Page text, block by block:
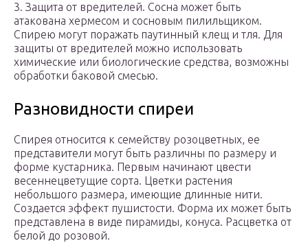
3. Защита от вредителей. Сосна может быть
атакована хермесом и сосновым пилильщиком.
Спирею могут поражать паутинный клещ и тля. Для
защиты от вредителей можно использовать
химические или биологические средства, возможны
обработки баковой смесью.
Разновидности спиреи
Спирея относится к семейству розоцветных, ее
представители могут быть различны по размеру и
форме кустарника. Первым начинают цвести
весеннецветущие сорта. Цветки растения
небольшого размера, имеющие длинные нити.
Создается эффект пушистости. Форма их может быть
представлена в виде пирамиды, конуса. Расцветка от
белой до розовой.